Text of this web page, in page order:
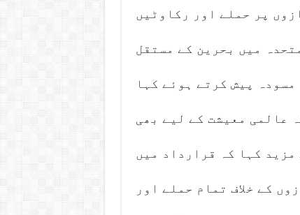
پر حملے اور رکاوٹیں
میں بحرین کے مستقل
پیش کرتے ہوئے کہا
عالمی معیشت کے لیے بھی
کہا کہ قرارداد میں
کے خلاف تمام حملے اور